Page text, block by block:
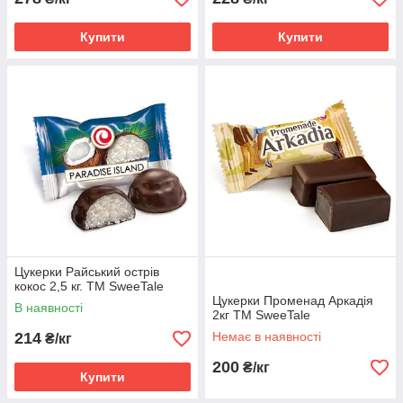
Купити Купити
Цукерки Райський острів
кокос 2,5 кг. ТМ SweeTale
В наявності
214 ₴/кг
Купити
Цукерки Променад Аркадія
2кг ТМ SweeTale
Немає в наявності
200 ₴/кг